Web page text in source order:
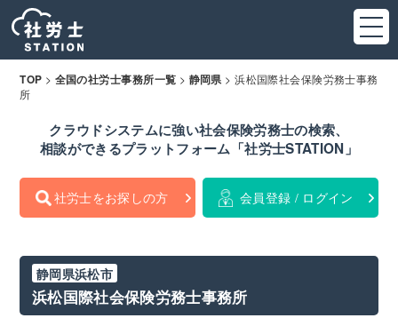
TOP > 全国の社労士事務所一覧 > 静岡県 >浜松国際社会保険労務士事務
所
クラウドシステムに強い社会保険労務士の検索、
相談ができるプラットフォーム「社労士STATION」
社労士をお探しの方 会員登録 / ログイン
静岡県浜松市
浜松国際社会保険労務士事務所